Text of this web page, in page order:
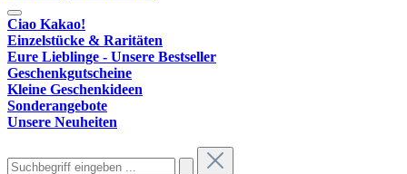
Ciao Kakao!
Einzelstücke & Raritäten
Eure Lieblinge - Unsere Bestseller
Geschenkgutscheine
Kleine Geschenkideen
Sonderangebote
Unsere Neuheiten